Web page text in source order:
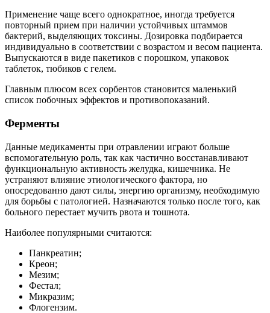
Применение чаще всего однократное, иногда требуется
повторный прием при наличии устойчивых штаммов
бактерий, выделяющих токсины. Дозировка подбирается
индивидуально в соответствии с возрастом и весом пациента.
Выпускаются в виде пакетиков с порошком, упаковок
таблеток, тюбиков с гелем.
Главным плюсом всех сорбентов становится маленький
список побочных эффектов и противопоказаний.
Ферменты
Данные медикаменты при отравлении играют больше
вспомогательную роль, так как частично восстанавливают
функциональную активность желудка, кишечника. Не
устраняют влияние этиологического фактора, но
опосредованно дают силы, энергию организму, необходимую
для борьбы с патологией. Назначаются только после того, как
больного перестает мучить рвота и тошнота.
Наиболее популярными считаются:
Панкреатин;
Креон;
Мезим;
Фестал;
Микразим;
Флогензим.